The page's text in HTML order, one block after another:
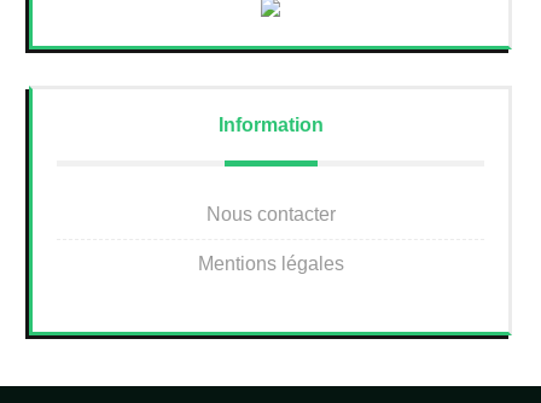
Information
Nous contacter
Mentions légales